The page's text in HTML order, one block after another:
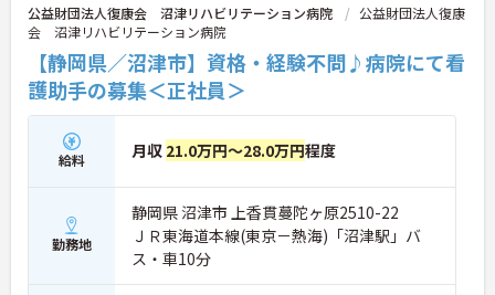
公益財団法人復康会 沼津リハビリテーション病院
公益財団法人復康
会 沼津リハビリテーション病院
【静岡県／沼津市】資格・経験不問♪病院にて看
護助手の募集＜正社員＞
給料 月収 21.0万円～28.0万円程度
勤務地
静岡県 沼津市 上香貫蔓陀ヶ原2510-22
ＪＲ東海道本線(東京－熱海)「沼津駅」バ
ス・車10分